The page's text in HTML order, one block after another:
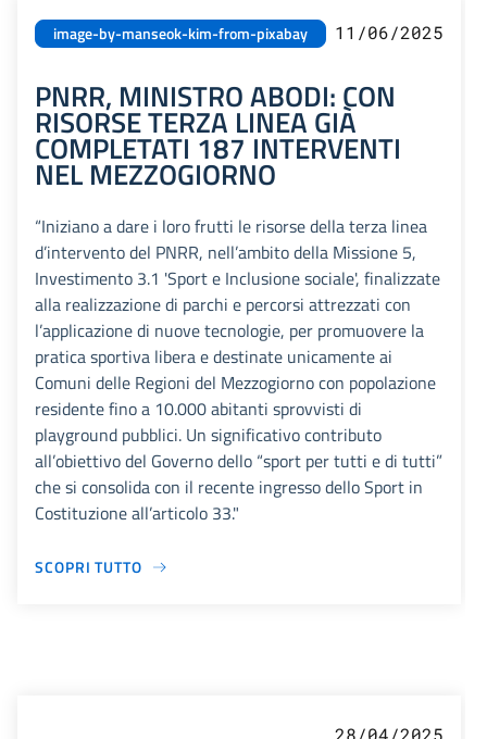
image-by-manseok-kim-from-pixabay 11/06/2025
PNRR, MINISTRO ABODI: CON
RISORSE TERZA LINEA GIÀ
COMPLETATI 187 INTERVENTI
NEL MEZZOGIORNO
“Iniziano a dare i loro frutti le risorse della terza linea
d’intervento del PNRR, nell’ambito della Missione 5,
Investimento 3.1 'Sport e Inclusione sociale', finalizzate
alla realizzazione di parchi e percorsi attrezzati con
l’applicazione di nuove tecnologie, per promuovere la
pratica sportiva libera e destinate unicamente ai
Comuni delle Regioni del Mezzogiorno con popolazione
residente fino a 10.000 abitanti sprovvisti di
playground pubblici. Un significativo contributo
all’obiettivo del Governo dello “sport per tutti e di tutti”
che si consolida con il recente ingresso dello Sport in
Costituzione all’articolo 33."
SCOPRI TUTTO
28/04/2025